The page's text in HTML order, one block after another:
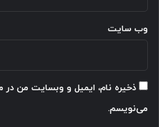
وب‌ سایت
ذخیره نام، ایمیل و وبسایت من در
می‌نویسم.